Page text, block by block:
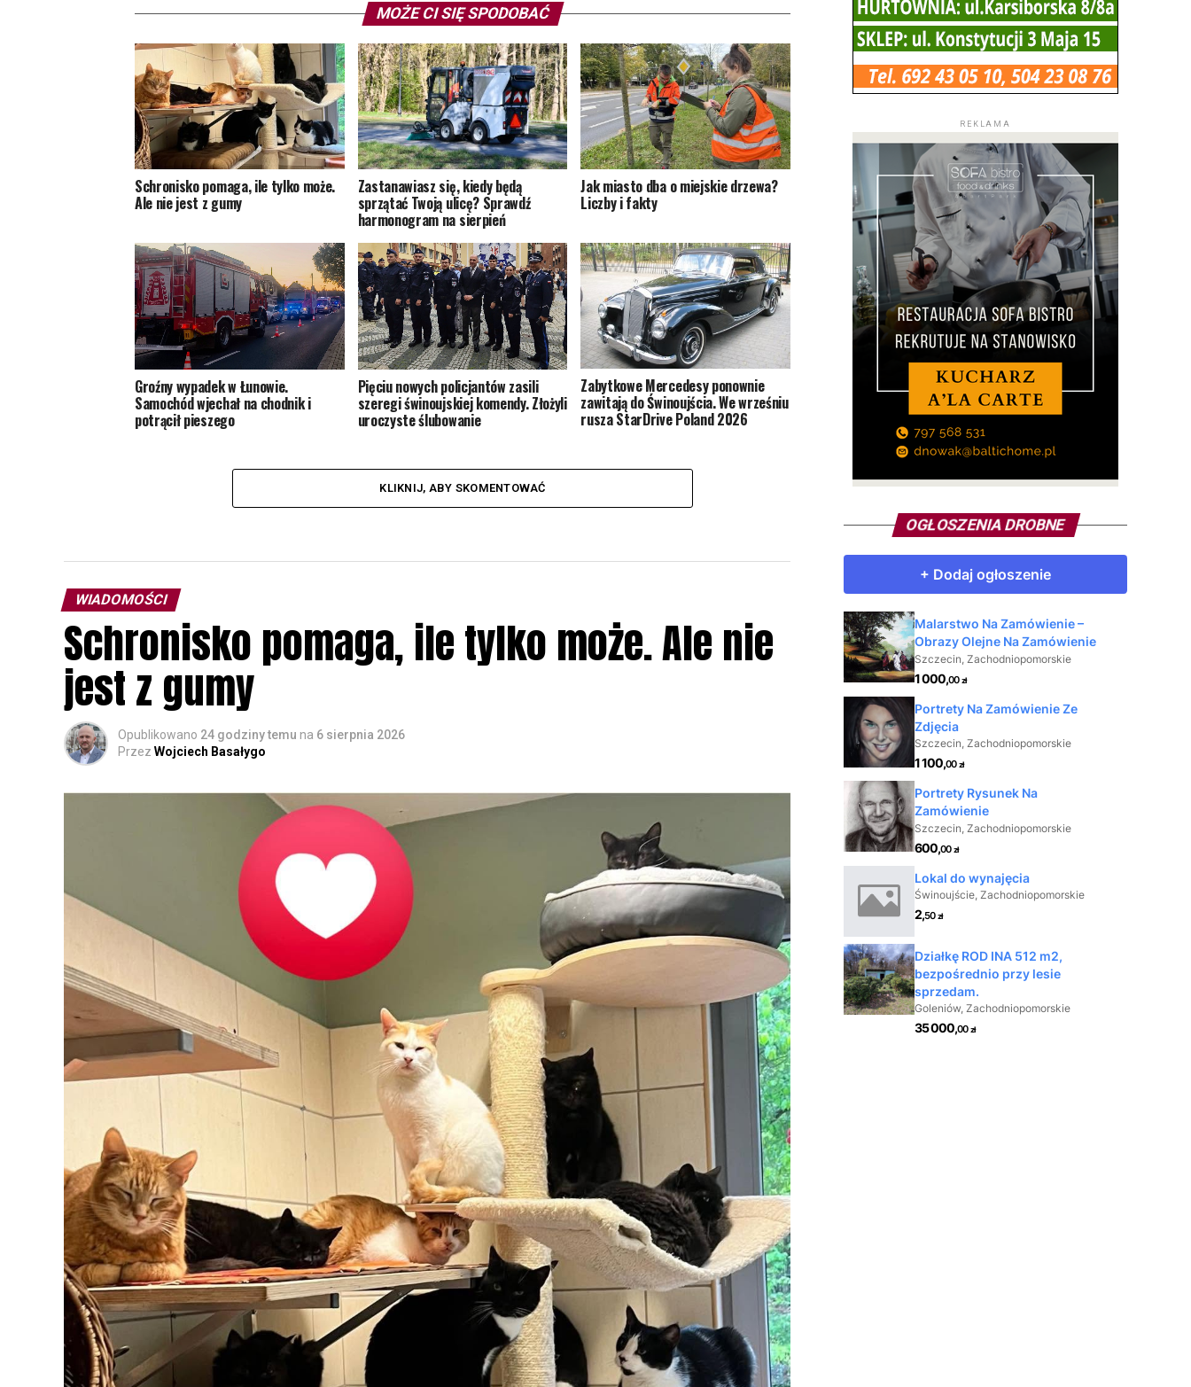
MOŻE CI SIĘ SPODOBAĆ
Schronisko pomaga, ile tylko może.
Ale nie jest z gumy
Zastanawiasz się, kiedy będą
sprzątać Twoją ulicę? Sprawdź
harmonogram na sierpień
Jak miasto dba o miejskie drzewa?
Liczby i fakty
Groźny wypadek w Łunowie.
Samochód wjechał na chodnik i
potrącił pieszego
Pięciu nowych policjantów zasili
szeregi świnoujskiej komendy. Złożyli
uroczyste ślubowanie
Zabytkowe Mercedesy ponownie
zawitają do Świnoujścia. We wrześniu
rusza StarDrive Poland 2026
KLIKNIJ, ABY SKOMENTOWAĆ
WIADOMOŚCI
Schronisko pomaga, ile tylko może. Ale nie
jest z gumy
Opublikowano 24 godziny temu na 6 sierpnia 2026
Przez Wojciech Basałygo
REKLAMA
OGŁOSZENIA DROBNE